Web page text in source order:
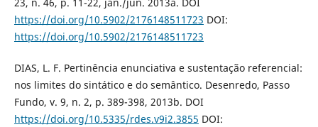
https://doi.org/10.5902/2176148511723 DOI:
https://doi.org/10.5902/2176148511723
DIAS, L. F. Pertinência enunciativa e sustentação referencial:
nos limites do sintático e do semântico. Desenredo, Passo
Fundo, v. 9, n. 2, p. 389-398, 2013b. DOI
https://doi.org/10.5335/rdes.v9i2.3855 DOI: